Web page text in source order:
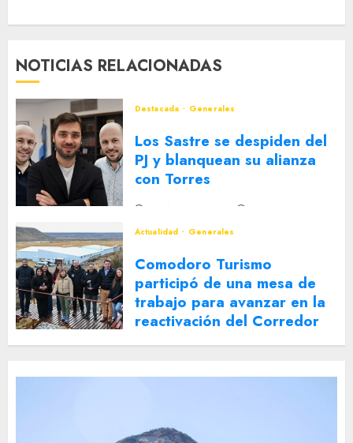
NOTICIAS RELACIONADAS
Destacada Generales
Los Sastre se despiden del
PJ y blanquean su alianza
con Torres
2 DE AGOSTO DE 2026
Actualidad
Generales
Comodoro Turismo
participó de una mesa de
trabajo para avanzar en la
reactivación del Corredor
Turístico Integrado